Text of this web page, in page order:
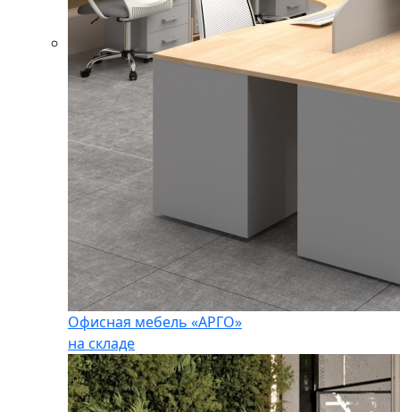
Офисная мебель «АРГО»
на складе